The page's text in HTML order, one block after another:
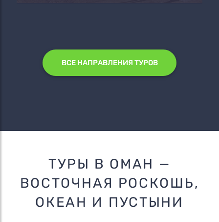
ВСЕ НАПРАВЛЕНИЯ ТУРОВ
ТУРЫ В ОМАН —
ВОСТОЧНАЯ РОСКОШЬ,
ОКЕАН И ПУСТЫНИ